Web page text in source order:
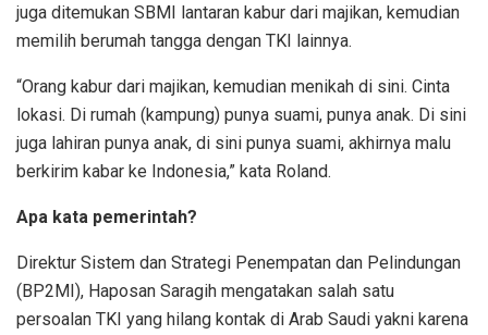
juga ditemukan SBMI lantaran kabur dari majikan, kemudian
memilih berumah tangga dengan TKI lainnya.
“Orang kabur dari majikan, kemudian menikah di sini. Cinta
lokasi. Di rumah (kampung) punya suami, punya anak. Di sini
juga lahiran punya anak, di sini punya suami, akhirnya malu
berkirim kabar ke Indonesia,” kata Roland.
Apa kata pemerintah?
Direktur Sistem dan Strategi Penempatan dan Pelindungan
(BP2MI), Haposan Saragih mengatakan salah satu
persoalan TKI yang hilang kontak di Arab Saudi yakni karena